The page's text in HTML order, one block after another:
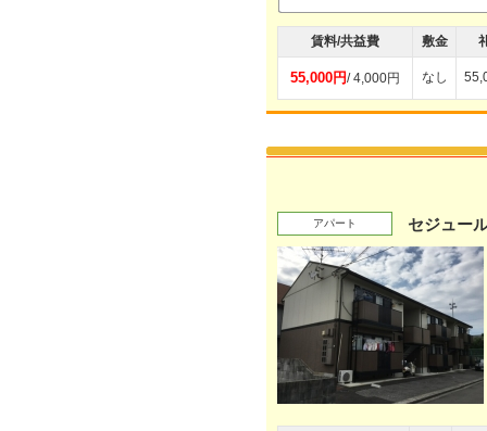
賃料/共益費 敷金
55,000円/ 4,000円 なし
アパート セジュー